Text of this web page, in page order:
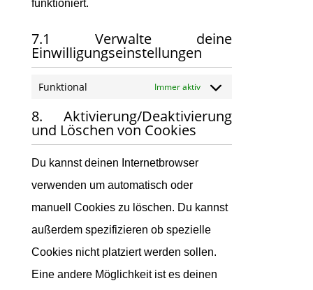
funktioniert.
7.1 Verwalte deine
Einwilligungseinstellungen
Funktional Immer aktiv
8. Aktivierung/Deaktivierung
und Löschen von Cookies
Du kannst deinen Internetbrowser
verwenden um automatisch oder
manuell Cookies zu löschen. Du kannst
außerdem spezifizieren ob spezielle
Cookies nicht platziert werden sollen.
Eine andere Möglichkeit ist es deinen